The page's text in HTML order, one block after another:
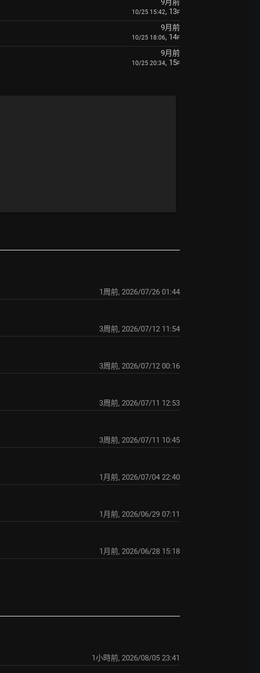
9月前
10/25 15:42, 13F
9月前
10/25 18:06, 14F
9月前
10/25 20:34, 15F
1周前, 2026/07/26 01:44
3周前, 2026/07/12 11:54
3周前, 2026/07/12 00:16
3周前, 2026/07/11 12:53
3周前, 2026/07/11 10:45
1月前, 2026/07/04 22:40
1月前, 2026/06/29 07:11
1月前, 2026/06/28 15:18
1小時前, 2026/08/05 23:41